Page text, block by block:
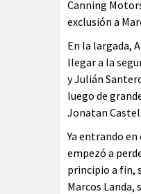
Canning
exclusión a
En la largada,
llegar a la
y Julián
luego de
Jonatan
Ya entrando
empezó a
principio a fin,
Marcos